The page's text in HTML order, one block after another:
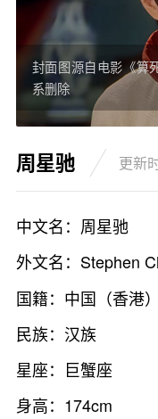
封面图源自电影《算
系删除
周星驰 更新
中文名：周星驰
外文名：Stephen
国籍：中国（香港）
民族：汉族
星座：巨蟹座
身高：174cm